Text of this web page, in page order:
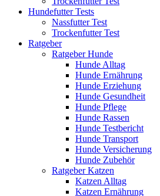
Hundefutter Tests
Nassfutter Test
Trockenfutter Test
Ratgeber
Ratgeber Hunde
Hunde Alltag
Hunde Ernährung
Hunde Erziehung
Hunde Gesundheit
Hunde Pflege
Hunde Rassen
Hunde Testbericht
Hunde Transport
Hunde Versicherung
Hunde Zubehör
Ratgeber Katzen
Katzen Alltag
Katzen Ernährung